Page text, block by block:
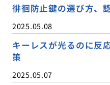
徘徊防止鍵の選び方、
2025.05.08
キーレスが光るのに反
策
2025.05.07